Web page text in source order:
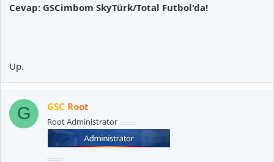
Cevap: GSCimbom SkyTürk/Total Futbol'da!
Up.
G GSC Root
Root Administrator